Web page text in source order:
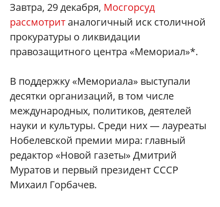
Завтра, 29 декабря, Мосгорсуд
рассмотрит аналогичный иск столичной
прокуратуры о ликвидации
правозащитного центра «Мемориал»*.
В поддержку «Мемориала» выступали
десятки организаций, в том числе
международных, политиков, деятелей
науки и культуры. Среди них — лауреаты
Нобелевской премии мира: главный
редактор «Новой газеты» Дмитрий
Муратов и первый президент СССР
Михаил Горбачев.